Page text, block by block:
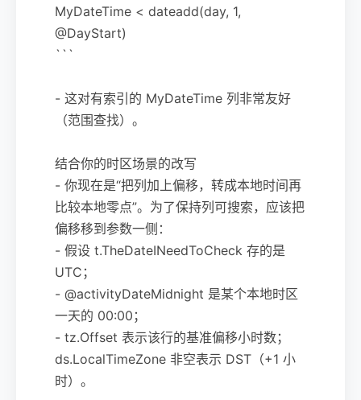
MyDateTime < dateadd(day, 1,
@DayStart)
```
- 这对有索引的 MyDateTime 列非常友好
（范围查找）。
结合你的时区场景的改写
- 你现在是“把列加上偏移，转成本地时间再
比较本地零点”。为了保持列可搜索，应该把
偏移移到参数一侧：
- 假设 t.TheDateINeedToCheck 存的是
UTC；
- @activityDateMidnight 是某个本地时区
一天的 00:00；
- tz.Offset 表示该行的基准偏移小时数；
ds.LocalTimeZone 非空表示 DST（+1 小
时）。